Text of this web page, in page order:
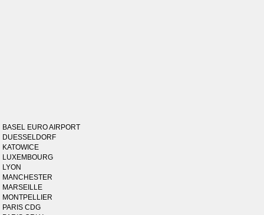
BASEL EURO AIRPORT
DUESSELDORF
KATOWICE
LUXEMBOURG
LYON
MANCHESTER
MARSEILLE
MONTPELLIER
PARIS CDG